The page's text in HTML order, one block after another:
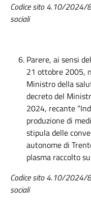
Codice sito 4.10/2024/
sociali
Parere, ai sensi
21 ottobre 2005,
Ministro della
decreto del
2024, recante
produzione di
stipula delle
autonome di
plasma raccolto
Codice sito 4.10/2024/
sociali